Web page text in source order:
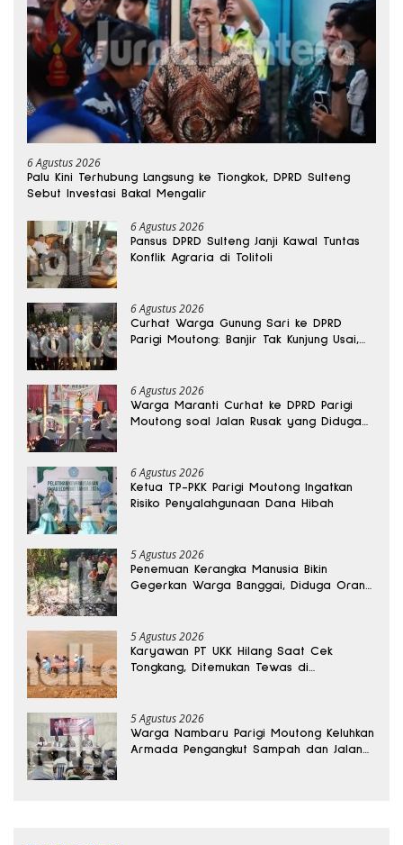
6 Agustus 2026
Palu Kini Terhubung Langsung ke Tiongkok, DPRD Sulteng
Sebut Investasi Bakal Mengalir
6 Agustus 2026
Pansus DPRD Sulteng Janji Kawal Tuntas
Konflik Agraria di Tolitoli
6 Agustus 2026
Curhat Warga Gunung Sari ke DPRD
Parigi Moutong: Banjir Tak Kunjung Usai,
6 Agustus 2026
Warga Maranti Curhat ke DPRD Parigi
Moutong soal Jalan Rusak yang Diduga
6 Agustus 2026
Ketua TP-PKK Parigi Moutong Ingatkan
Risiko Penyalahgunaan Dana Hibah
5 Agustus 2026
Penemuan Kerangka Manusia Bikin
Gegerkan Warga Banggai, Diduga Orang
5 Agustus 2026
Karyawan PT UKK Hilang Saat Cek
Tongkang, Ditemukan Tewas di
5 Agustus 2026
Warga Nambaru Parigi Moutong Keluhkan
Armada Pengangkut Sampah dan Jalan